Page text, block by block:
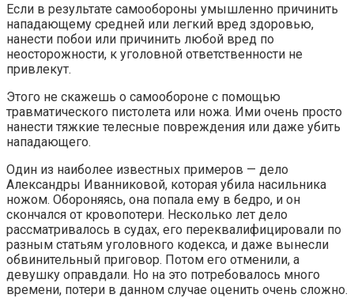
Если в результате самообороны умышленно причинить
нападающему средней или легкий вред здоровью,
нанести побои или причинить любой вред по
неосторожности, к уголовной ответственности не
привлекут.
Этого не скажешь о самообороне с помощью
травматического пистолета или ножа. Ими очень просто
нанести тяжкие телесные повреждения или даже убить
нападающего.
Один из наиболее известных примеров — дело
Александры Иванниковой, которая убила насильника
ножом. Обороняясь, она попала ему в бедро, и он
скончался от кровопотери. Несколько лет дело
рассматривалось в судах, его переквалифицировали по
разным статьям уголовного кодекса, и даже вынесли
обвинительный приговор. Потом его отменили, а
девушку оправдали. Но на это потребовалось много
времени, потери в данном случае оценить очень сложно.